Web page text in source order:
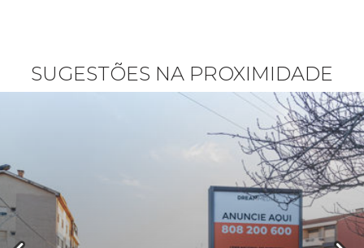
SUGESTÕES NA PROXIMIDADE